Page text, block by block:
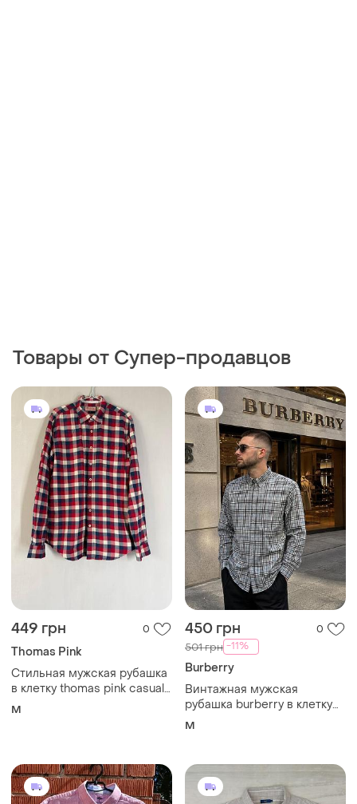
Товары от Супер-продавцов
449 грн 0
Thomas Pink
Стильная мужская рубашка
в клетку thomas pink casual
(размер m)
M
450 грн 0
501 грн -11%
Burberry
Винтажная мужская
рубашка burberry в клетку
классическая тенниска
коллекционная vintage boss
retro lacoste
M